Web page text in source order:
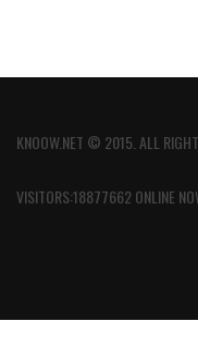
KNOOW.NET © 2015. ALL
VISITORS:18877662 ONLINE